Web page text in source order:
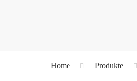
Home Produkte